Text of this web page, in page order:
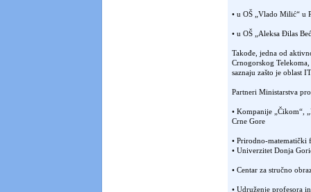
• u OŠ „Vlado Milić“ u
• u OŠ „Aleksa Đilas
Takođe, jedna od
Crnogorskog
saznaju zašto je oblast
Partneri Ministarstva
• Kompanije „Čikom“,
Crne Gore
• Prirodno-matematički
• Univerzitet Donja
• Centar za stručno
• Udruženje profesora